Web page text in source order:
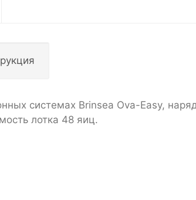
системах Brinsea Ova-Easy,
лотка 48 яиц.